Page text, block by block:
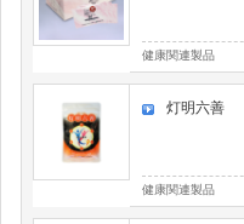
健康関連製品
灯明六善
健康関連製品